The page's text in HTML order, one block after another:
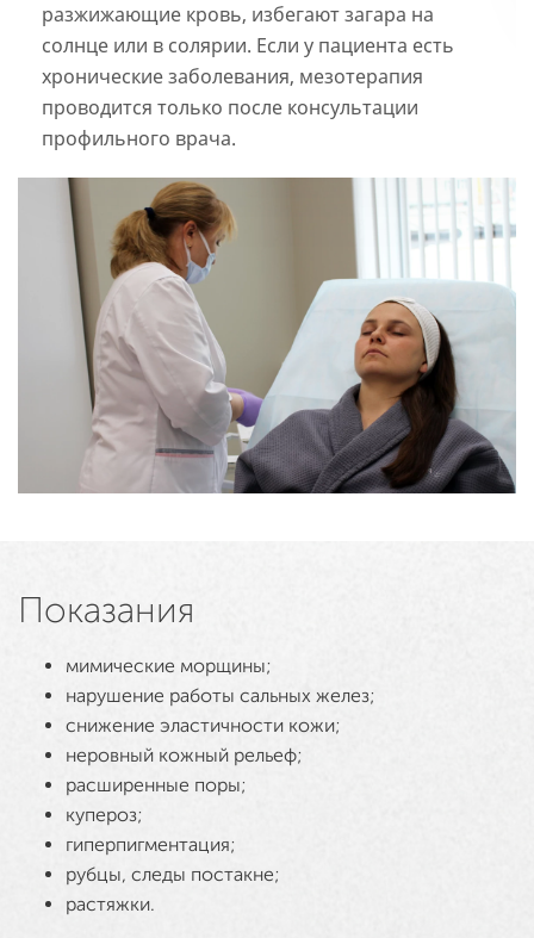
разжижающие кровь, избегают загара на
солнце или в солярии. Если у пациента есть
хронические заболевания, мезотерапия
проводится только после консультации
профильного врача.
Показания
мимические морщины;
нарушение работы сальных желез;
снижение эластичности кожи;
неровный кожный рельеф;
расширенные поры;
купероз;
гиперпигментация;
рубцы, следы постакне;
растяжки.